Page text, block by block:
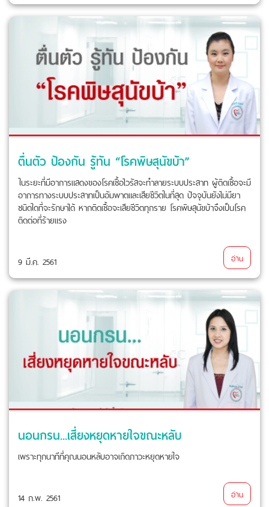
ตื่นตัว ป้องกัน รู้ทัน “โรคพิษสุนัขบ้า”
ในระยะที่มีอาการแสดงของโรคเชื้อไวรัสจะทำลายระบบประสาท ผู้ติดเชื้อจะมี
อาการทางระบบประสาทเป็นอัมพาตและเสียชีวิตในที่สุด ปัจจุบันยังไม่มียา
ชนิดใดที่จะรักษาได้ หากติดเชื้อจะเสียชีวิตทุกราย โรคพิษสุนัขบ้าจึงเป็นโรค
ติดต่อที่ร้ายแรง
9 มี.ค. 2561 อ่าน
นอนกรน...เสี่ยงหยุดหายใจขณะหลับ
เพราะทุกนาทีที่คุณนอนหลับอาจเกิดภาวะหยุดหายใจ
14 ก.พ. 2561 อ่าน